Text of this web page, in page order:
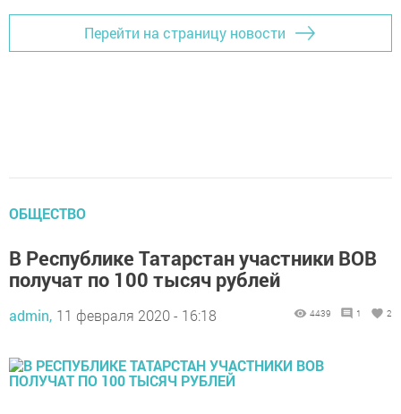
Перейти на страницу новости
ОБЩЕСТВО
В Республике Татарстан участники ВОВ
получат по 100 тысяч рублей
admin, 11 февраля 2020 - 16:18 4439 1 2